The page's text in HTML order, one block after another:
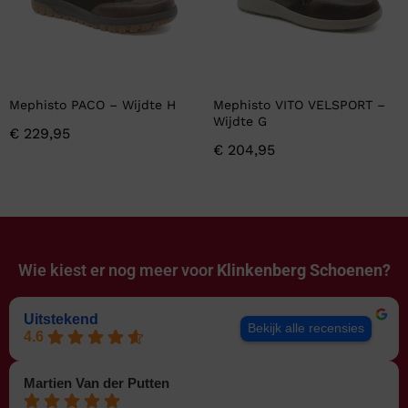
Mephisto PACO – Wijdte H
€ 229,95
Mephisto VITO VELSPORT –
Wijdte G
€ 204,95
Wie kiest er nog meer voor Klinkenberg Schoenen?
Uitstekend
4.6
Bekijk alle recensies
Martien Van der Putten